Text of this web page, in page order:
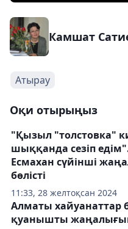
Камшат
Атырау
Оқи отырыңыз
11:33, 28 желтоқсан 2024
"Қызыл "толстовка"
шыққанда сезіп
Есмахан сүйінші
бөлісті
Алматы хайуанаттар
қуанышты